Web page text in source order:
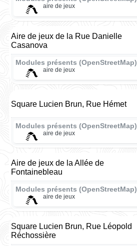
aire de jeux
Aire de jeux de la Rue Danielle
Casanova
Modules présents (OpenStreetMap)
aire de jeux
Square Lucien Brun, Rue Hémet
Modules présents (OpenStreetMap)
aire de jeux
Aire de jeux de la Allée de
Fontainebleau
Modules présents (OpenStreetMap)
aire de jeux
Square Lucien Brun, Rue Léopold
Réchossière